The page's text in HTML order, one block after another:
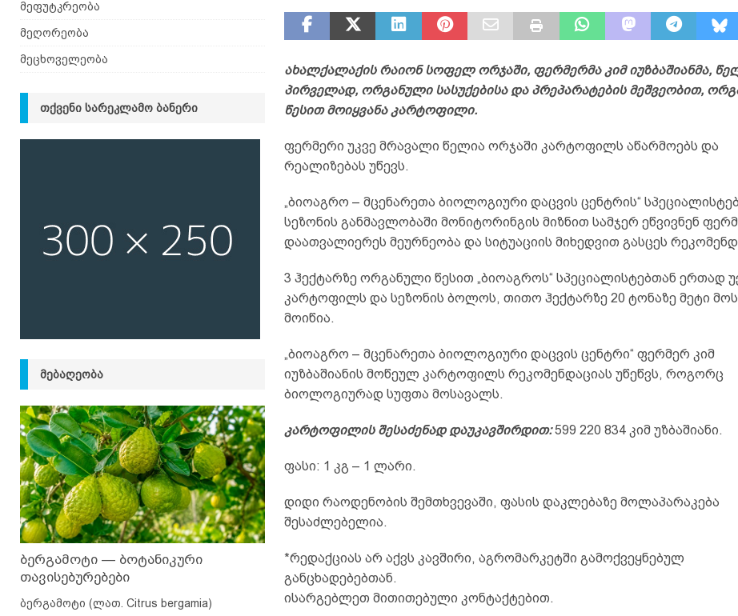
ახალქალაქის რაიონ სოფელ ორჯაში, ფერმერმა კიმ იუზბაშიანმა,
პირველად, ორგანული სასუქებისა და პრეპარატების მეშვეობით,
წესით მოიყვანა კარტოფილი.
ფერმერი უკვე მრავალი წელია ორჯაში კარტოფილს აწარმოებს და
რეალიზებას უწევს.
„ბიოაგრო – მცენარეთა ბიოლოგიური დაცვის ცენტრის“
სეზონის განმავლობაში მონიტორინგის მიზნით სამჯერ ეწვივნენ
დაათვალიერეს მეურნეობა და სიტუაციის მიხედვით გასცეს
3 ჰექტარზე ორგანული წესით „ბიოაგროს“ სპეციალისტებთან ერთად
კარტოფილს და სეზონის ბოლოს, თითო ჰექტარზე 20 ტონაზე მეტი
მოიწია.
„ბიოაგრო – მცენარეთა ბიოლოგიური დაცვის ცენტრი“ ფერმერ კიმ
იუზბაშიანის მოწეულ კარტოფილს რეკომენდაციას უწეწვს, როგორც
ბიოლოგიურად სუფთა მოსავალს.
კარტოფილის შესაძენად დაუკავშირდით:599 220 834 კიმ უზბაშიანი.
ფასი: 1 კგ – 1 ლარი.
დიდი რაოდენობის შემთხვევაში, ფასის დაკლებაზე მოლაპარაკება
შესაძლებელია.
*რედაქციას არ აქვს კავშირი, აგრომარკეტში გამოქვეყნებულ
განცხადებებთან.
ისარგებლეთ მითითებული კონტაქტებით.
მეფუტკრეობა
მეღორეობა
მეცხოველეობა
ᲗᲥᲕᲔᲜᲘ ᲡᲐᲠᲔᲙᲚᲐᲛᲝ ᲑᲐᲜᲔᲠᲘ
ᲛᲔᲑᲐᲦᲔᲝᲑᲐ
ბერგამოტი — ბოტანიკური
თავისებურებები
ბერგამოტი (ლათ. Citrus bergamia)